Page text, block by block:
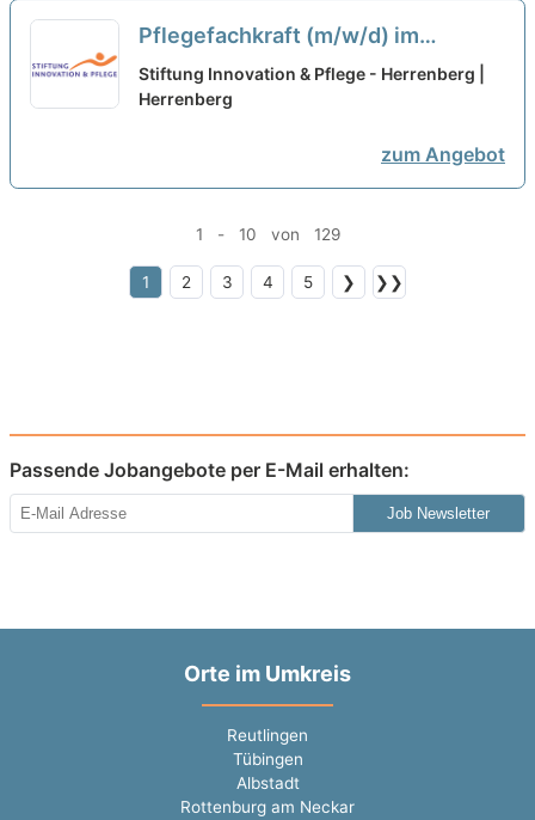
Pflegefachkraft (m/w/d) im
Nachtdienst in Teilzeit (50%) -
Gestalte mit uns die Zukunft!
Stiftung Innovation & Pflege - Herrenberg |
Herrenberg
zum Angebot
1 - 10 von 129
1 2 3 4 5 ❯ ❯❯
Passende Jobangebote per E-Mail erhalten:
Job Newsletter
Orte im Umkreis
Reutlingen
Tübingen
Albstadt
Rottenburg am Neckar